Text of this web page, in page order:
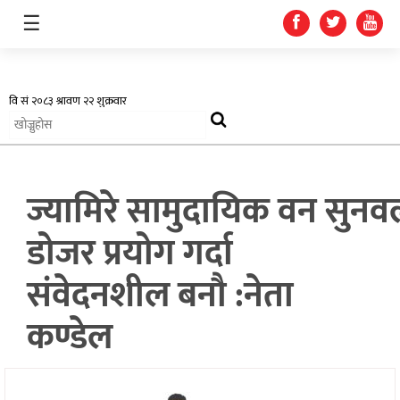
अर्थतन्त्र
स्वास्थ्य
शिक्षा
प्रदेश
खेलकुद
☰
ज्यामिरे सामुदायिक वन
डोजर प्रयोग गर्दा
संवेदनशील बनौ :नेता
कण्डेल